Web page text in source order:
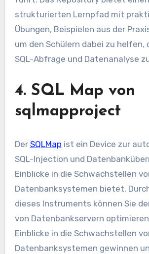
strukturierten Lernpfad mit
Übungen, Beispielen aus der
um den Schülern dabei zu helfen,
SQL-Abfrage und Datenanalyse
4. SQL Map von
sqlmapproject
Der SQLMap ist ein Device zur
SQL-Injection und
Einblicke in die Schwachstellen
Datenbanksystemen bietet.
dieses Instruments können Sie
von Datenbankservern
Einblicke in die Schwachstellen
Datenbanksystemen gewinnen